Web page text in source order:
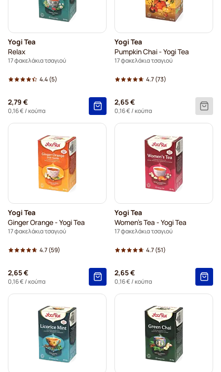
Yogi Tea
Relax
17 φακελάκια τσαγιού
4.4(5)
2,79 €
0,16 €/ κούπα
Yogi Tea
Pumpkin Chai - Yogi Tea
17 φακελάκια τσαγιού
4.7(73)
2,65 €
0,16 €/ κούπα
Yogi Tea
Ginger Orange - Yogi Tea
17 φακελάκια τσαγιού
4.7(59)
2,65 €
0,16 €/ κούπα
Yogi Tea
Women's Tea - Yogi Tea
17 φακελάκια τσαγιού
4.7(51)
2,65 €
0,16 €/ κούπα